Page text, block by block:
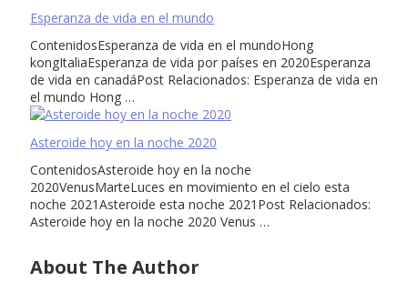
Esperanza de vida en el mundo
ContenidosEsperanza de vida en el mundoHong
kongItaliaEsperanza de vida por países en 2020Esperanza
de vida en canadáPost Relacionados: Esperanza de vida en
el mundo Hong …
Asteroide hoy en la noche 2020
ContenidosAsteroide hoy en la noche
2020VenusMarteLuces en movimiento en el cielo esta
noche 2021Asteroide esta noche 2021Post Relacionados:
Asteroide hoy en la noche 2020 Venus …
About The Author